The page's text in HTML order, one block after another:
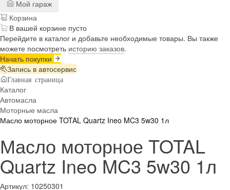
Мой гараж
Корзина
В вашей корзине пусто
Перейдите в каталог и добавьте необходимые товары. Вы также
можете посмотреть историю заказов.
Начать покупки
Запись в автосервис
Главная страница
Каталог
Автомасла
Моторные масла
Масло моторное TOTAL Quartz Ineo MC3 5w30 1л
Масло моторное TOTAL
Quartz Ineo MC3 5w30 1л
Артикул: 10250301